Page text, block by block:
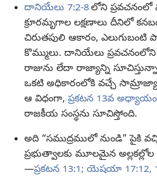
దానియేలు 7:2-8లోని ప్రవచనంలో
క్రూరమృగాల లక్షణాలు దీనిలో
చిరుతపులి ఆకారం,
కొమ్ములు. దానియేలు ప్రవచనంలోని
రాజును లేదా రాజ్యాన్ని
ఒకటి అధికారంలోకి వచ్చే
ఆ విధంగా, ప్రకటన 13వ
రాజకీయ సంస్థను సూచిస్తోంది.
అది “సముద్రములో నుండి” పైకి
ప్రభుత్వాలకు మూలమైన
—ప్రకటన 13:1; యెషయా 17:12,